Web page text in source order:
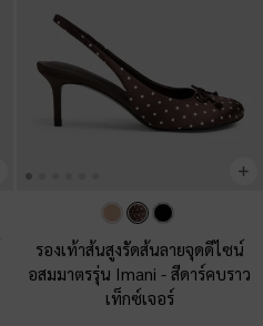
รองเท้าส้นสูงรัดส้นลายจุดดีไซน์
อสมมาตรรุ่น Imani-สีดาร์คบราว
เท็กซ์เจอร์